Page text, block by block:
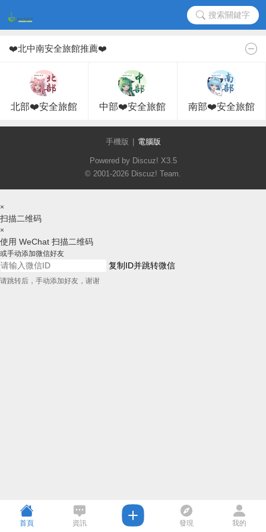
搜索關鍵字
❤️北中南安全旅館推薦❤️
北部❤️安全旅館 中部❤️安全旅館 南部❤️安全旅館
手機版 電腦版
Powered by Discuz! X3.5
© 2001-2026 Discuz! Team.
×
扫描二维码
×
使用 WeChat 扫描二维码
或手动添加微信好友
复制ID并跳转微信
请跳转后，手动添加好友，谢谢
首頁 資訊 發現 我的